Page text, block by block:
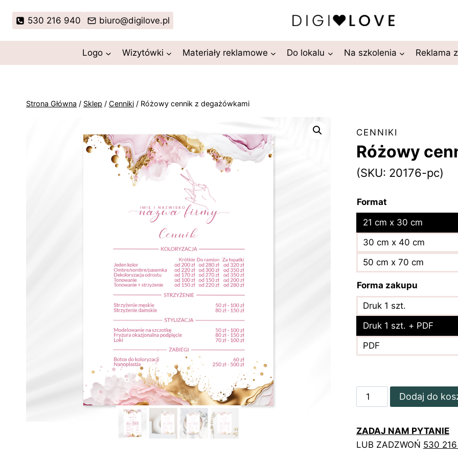
530 216 940 biuro@digilove.pl
Logo Wizytówki Materiały reklamowe Do lokalu Na szkolenia Reklama
Strona Główna / Sklep / Cenniki / Różowy cennik z degażówkami
CENNIKI
Różowy
(SKU: 20176-pc)
Format
21 cm x 30 cm
30 cm x 40 cm
50 cm x 70 cm
Forma zakupu
Druk 1 szt.
Druk 1 szt. + PDF
PDF
ilość
Różowy
z
degażówkami
Dodaj do
ZADAJ NAM PYTANIE
LUB ZADZWOŃ 530